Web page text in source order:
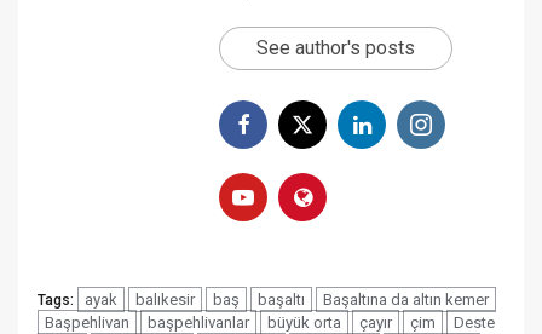
See author's posts
Tags: ayak balıkesir baş başaltı
Başaltına da altın kemer
Başpehlivan
başpehlivanlar büyük orta çayır çim
Deste